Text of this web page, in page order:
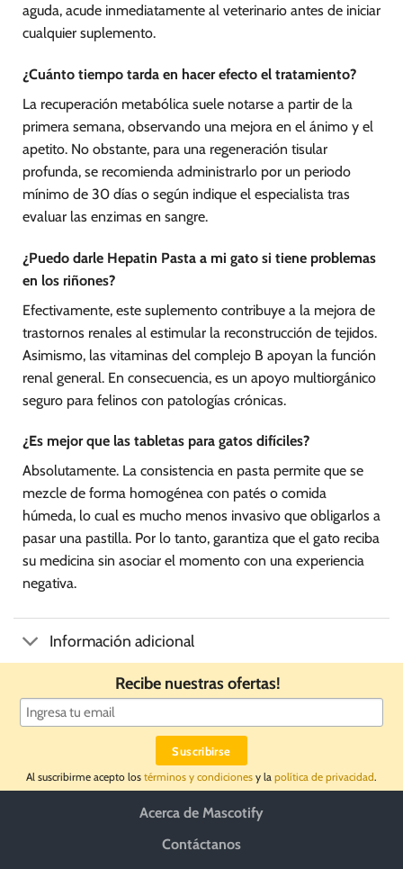
aguda, acude inmediatamente al veterinario antes de iniciar
cualquier suplemento.
¿Cuánto tiempo tarda en hacer efecto el tratamiento?
La recuperación metabólica suele notarse a partir de la
primera semana, observando una mejora en el ánimo y el
apetito. No obstante, para una regeneración tisular
profunda, se recomienda administrarlo por un periodo
mínimo de 30 días o según indique el especialista tras
evaluar las enzimas en sangre.
¿Puedo darle Hepatin Pasta a mi gato si tiene problemas
en los riñones?
Efectivamente, este suplemento contribuye a la mejora de
trastornos renales al estimular la reconstrucción de tejidos.
Asimismo, las vitaminas del complejo B apoyan la función
renal general. En consecuencia, es un apoyo multiorgánico
seguro para felinos con patologías crónicas.
¿Es mejor que las tabletas para gatos difíciles?
Absolutamente. La consistencia en pasta permite que se
mezcle de forma homogénea con patés o comida
húmeda, lo cual es mucho menos invasivo que obligarlos a
pasar una pastilla. Por lo tanto, garantiza que el gato reciba
su medicina sin asociar el momento con una experiencia
negativa.
Información adicional
Recibe nuestras ofertas!
Al suscribirme acepto los términos y condiciones y la política de privacidad.
Acerca de Mascotify
Contáctanos